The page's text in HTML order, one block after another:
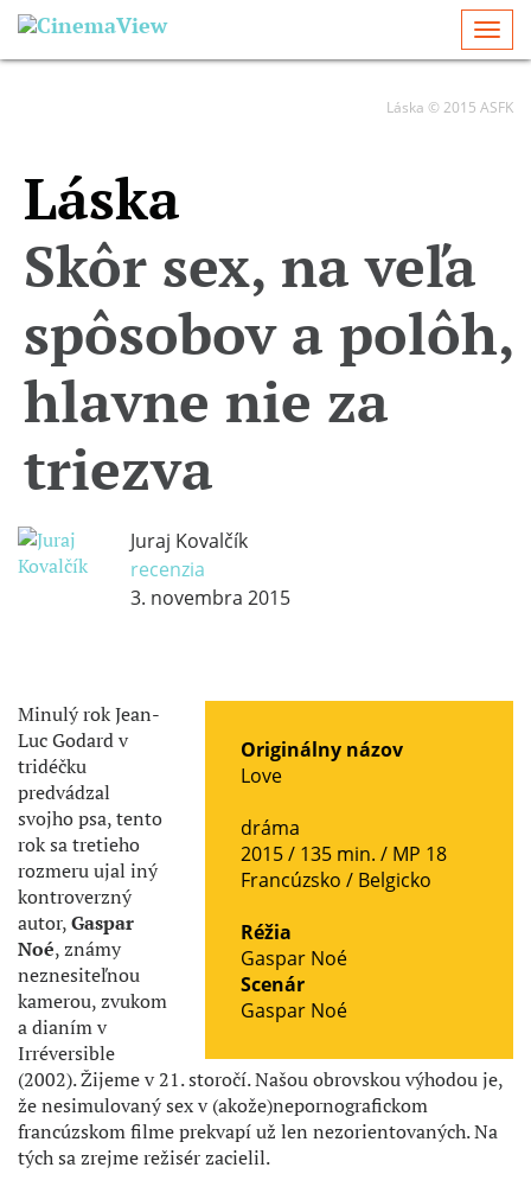
Láska © 2015 ASFK
Láska
Skôr sex, na veľa
spôsobov a polôh,
hlavne nie za
triezva
Juraj Kovalčík
recenzia
3. novembra 2015
Originálny názov
Love
dráma
2015 / 135 min. / MP 18
Francúzsko / Belgicko
Réžia
Gaspar Noé
Scenár
Gaspar Noé
Minulý rok Jean-
Luc Godard v
tridéčku
predvádzal
svojho psa, tento
rok sa tretieho
rozmeru ujal iný
kontroverzný
autor,Gaspar
Noé, známy
neznesiteľnou
kamerou, zvukom
a dianím v
Irréversible
(2002). Žijeme v 21. storočí. Našou obrovskou výhodou je,
že nesimulovaný sex v (akože)nepornografickom
francúzskom filme prekvapí už len nezorientovaných. Na
tých sa zrejme režisér zacielil.